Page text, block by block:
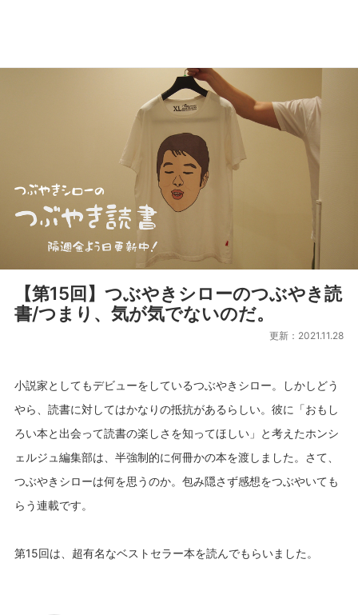
【第15回】つぶやきシローのつぶやき読
書/つまり、気が気でないのだ。
更新：2021.11.28
小説家としてもデビューをしているつぶやきシロー。しかしどう
やら、読書に対してはかなりの抵抗があるらしい。彼に「おもし
ろい本と出会って読書の楽しさを知ってほしい」と考えたホンシ
ェルジュ編集部は、半強制的に何冊かの本を渡しました。さて、
つぶやきシローは何を思うのか。包み隠さず感想をつぶやいても
らう連載です。